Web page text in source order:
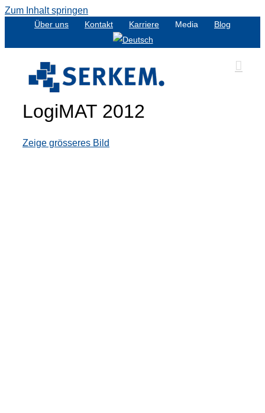
Zum Inhalt springen
Über uns Kontakt Karriere Media Blog
Zeige grösseres Bild
LogiMAT 2012